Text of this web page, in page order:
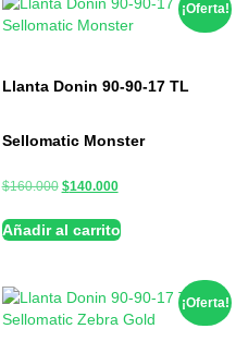
¡Oferta!
Llanta Donin 90-90-17 TL
Sellomatic Monster
$160.000 $140.000
Añadir al carrito
¡Oferta!